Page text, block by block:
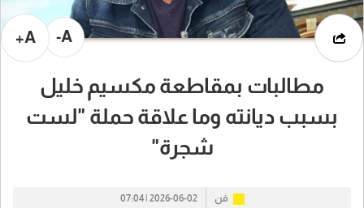
A-
A+
مطالبات بمقاطعة مكسيم خليل
بسبب ديانته وما علاقة حملة "لست
شجرة"
فن 2026-06-02 | 07:04